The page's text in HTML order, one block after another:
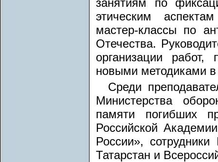
занятиям по
этическим
мастер-классы по
Отечества.
организации работ,
новыми методиками в
Среди
Министерства
памяти погибших
Российской
России»,
Татарстан и